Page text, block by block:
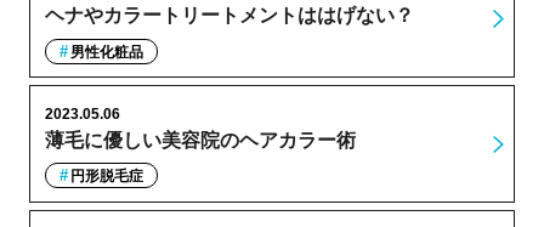
ヘナやカラートリートメントははげない？
男性化粧品
薄毛に優しい美容院のヘアカラー術
2023.05.06
円形脱毛症